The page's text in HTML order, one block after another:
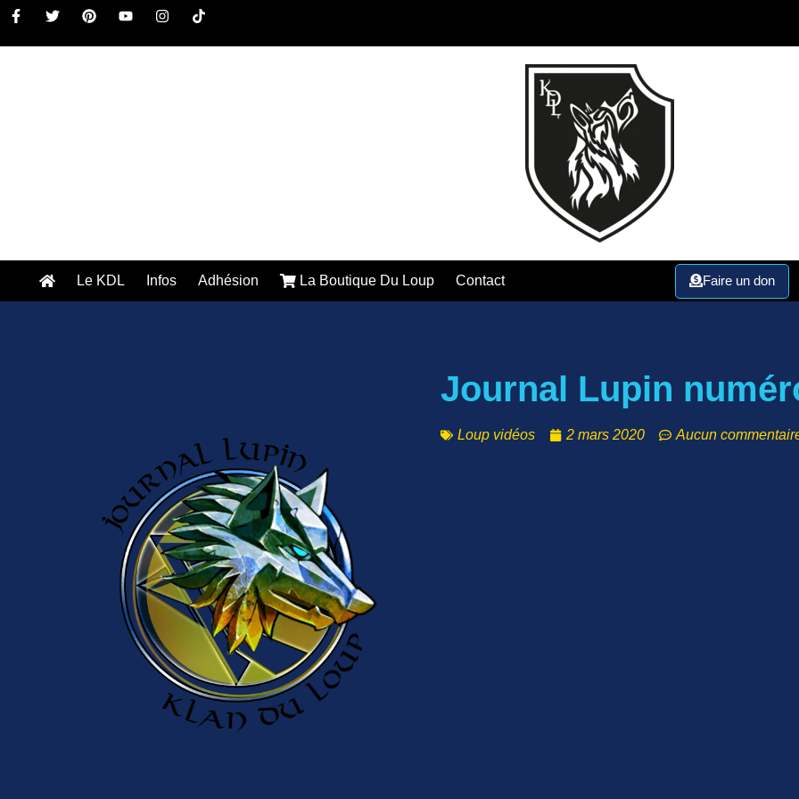
Le KDL Infos Adhésion La Boutique Du Loup Contact Faire un don
Journal Lupin
Loup vidéos 2 mars 2020 Aucun